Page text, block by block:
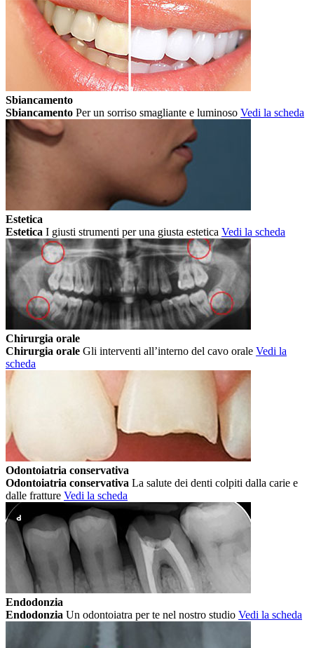
Sbiancamento
Sbiancamento Per un sorriso smagliante e luminoso Vedi la scheda
Estetica
Estetica I giusti strumenti per una giusta estetica Vedi la scheda
Chirurgia orale
Chirurgia orale Gli interventi all’interno del cavo orale Vedi la
scheda
Odontoiatria conservativa
Odontoiatria conservativa La salute dei denti colpiti dalla carie e
dalle fratture Vedi la scheda
Endodonzia
Endodonzia Un odontoiatra per te nel nostro studio Vedi la scheda